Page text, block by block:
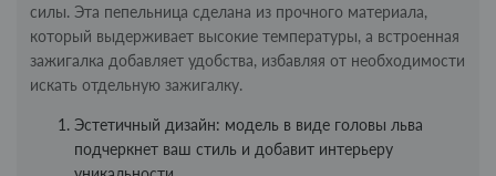
силы. Эта пепельница сделана из прочного материала,
который выдерживает высокие температуры, а встроенная
зажигалка добавляет удобства, избавляя от необходимости
искать отдельную зажигалку.
Эстетичный дизайн: модель в виде головы льва
подчеркнет ваш стиль и добавит интерьеру